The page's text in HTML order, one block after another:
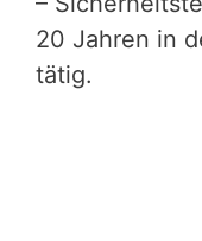
20 Jahren in
tätig.